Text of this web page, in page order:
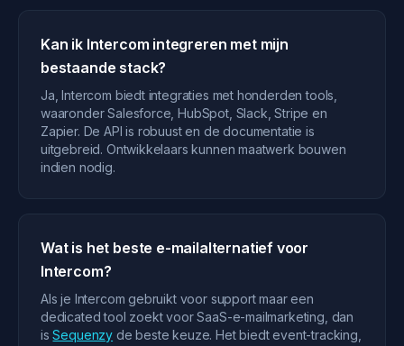
Kan ik Intercom integreren met mijn
bestaande stack?
Ja, Intercom biedt integraties met honderden tools,
waaronder Salesforce, HubSpot, Slack, Stripe en
Zapier. De API is robuust en de documentatie is
uitgebreid. Ontwikkelaars kunnen maatwerk bouwen
indien nodig.
Wat is het beste e-mailalternatief voor
Intercom?
Als je Intercom gebruikt voor support maar een
dedicated tool zoekt voor SaaS-e-mailmarketing, dan
isSequenzy de beste keuze. Het biedt event-tracking,